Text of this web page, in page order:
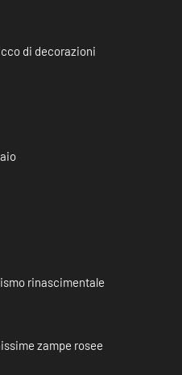
di decorazioni
rinascimentale
zampe rosee